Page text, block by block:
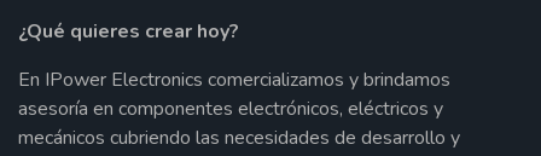
¿Qué quieres crear hoy?
En IPower Electronics comercializamos y brindamos
asesoría en componentes electrónicos, eléctricos y
mecánicos cubriendo las necesidades de desarrollo y